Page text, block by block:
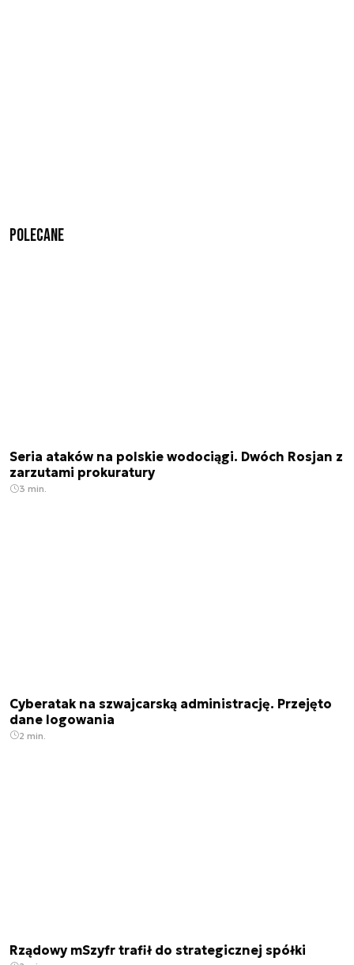
Polecane
Seria ataków na polskie wodociągi. Dwóch Rosjan z
zarzutami prokuratury
3 min.
Cyberatak na szwajcarską administrację. Przejęto
dane logowania
2 min.
Rządowy mSzyfr trafił do strategicznej spółki